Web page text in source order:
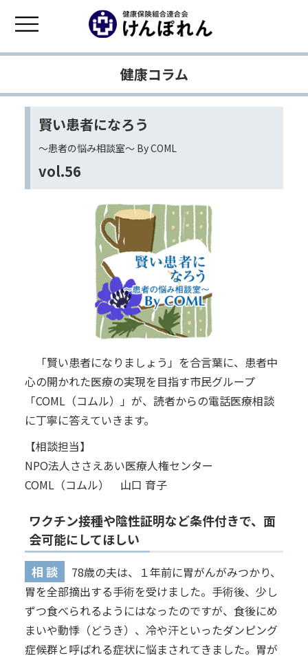
健康コラム
賢い患者になろう
〜患者の悩み相談室〜 By COML
vol.56
「賢い患者になりましょう」を合言葉に、患者中
心の開かれた医療の実現を目指す市民グループ
「COML（コムル）」が、読者からの電話医療相談
に丁寧に答えていきます。
【相談担当】
NPO法人ささえあい医療人権センター
COML（コムル） 山口 育子
ワクチン接種や陰性証明など条件付きで、面
会可能にしてほしい
相 談
78歳の夫は、１年前に胃がんがみつかり、
胃を全部摘出する手術を受けました。手術後、少し
ずつ食べられるようにはなったのですが、食後にめ
まいや動悸（どうき）、冷や汗といったダンピング
症候群と呼ばれる症状に悩まされてきました。胃が